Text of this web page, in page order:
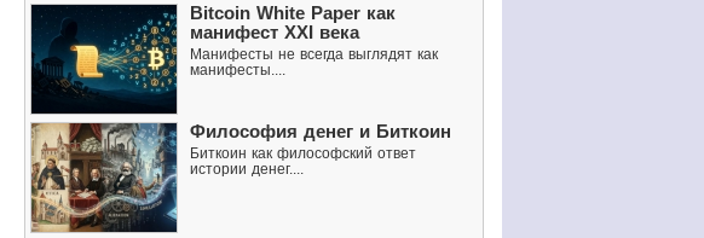
Bitcoin White Paper как
манифест XXI века
Манифесты не всегда выглядят как
манифесты....
Философия денег и Биткоин
Биткоин как философский ответ
истории денег....